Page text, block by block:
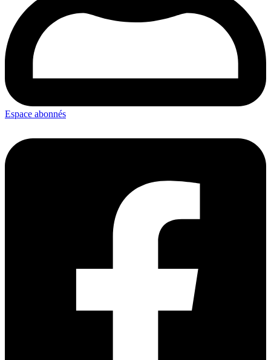
Espace abonnés